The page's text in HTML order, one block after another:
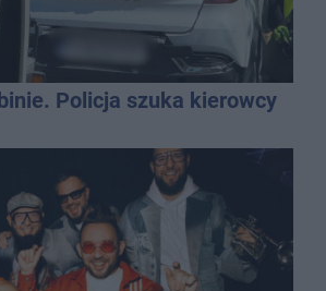
Policja szuka kierowcy